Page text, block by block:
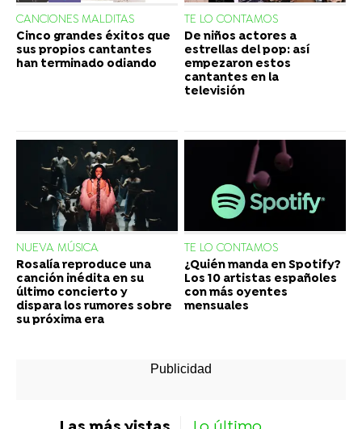
CANCIONES MALDITAS
Cinco grandes éxitos que
sus propios cantantes
han terminado odiando
TE LO CONTAMOS
De niños actores a
estrellas del pop: así
empezaron estos
cantantes en la
televisión
NUEVA MÚSICA
Rosalía reproduce una
canción inédita en su
último concierto y
dispara los rumores sobre
su próxima era
TE LO CONTAMOS
¿Quién manda en Spotify?
Los 10 artistas españoles
con más oyentes
mensuales